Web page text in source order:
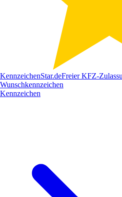
KennzeichenStar.deFreier KFZ-
Wunschkennzeichen
Kennzeichen